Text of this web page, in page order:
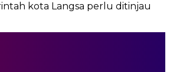
kota Langsa perlu ditinjau